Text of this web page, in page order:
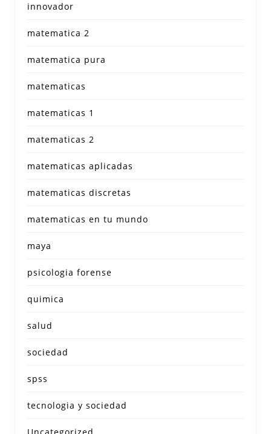
innovador
matematica 2
matematica pura
matematicas
matematicas 1
matematicas 2
matematicas aplicadas
matematicas discretas
matematicas en tu mundo
maya
psicologia forense
quimica
salud
sociedad
spss
tecnologia y sociedad